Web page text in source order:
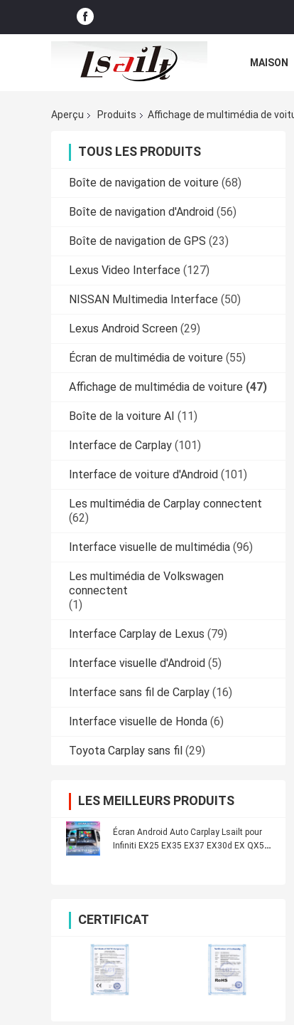
MAISON
Aperçu
Produits Affichage de multimédia de
TOUS LES PRODUITS
Boîte de navigation de voiture (68)
Boîte de navigation d'Android (56)
Boîte de navigation de GPS (23)
Lexus Video Interface (127)
NISSAN Multimedia Interface (50)
Lexus Android Screen (29)
Écran de multimédia de voiture (55)
Affichage de multimédia de voiture (47)
Boîte de la voiture AI (11)
Interface de Carplay (101)
Interface de voiture d'Android (101)
Les multimédia de Carplay connectent
(62)
Interface visuelle de multimédia (96)
Les multimédia de Volkswagen
connectent
(1)
Interface Carplay de Lexus (79)
Interface visuelle d'Android (5)
Interface sans fil de Carplay (16)
Interface visuelle de Honda (6)
Toyota Carplay sans fil (29)
LES MEILLEURS PRODUITS
Écran Android Auto Carplay Lsailt pour
Infiniti EX25 EX35 EX37 EX30d EX QX50
CERTIFICAT